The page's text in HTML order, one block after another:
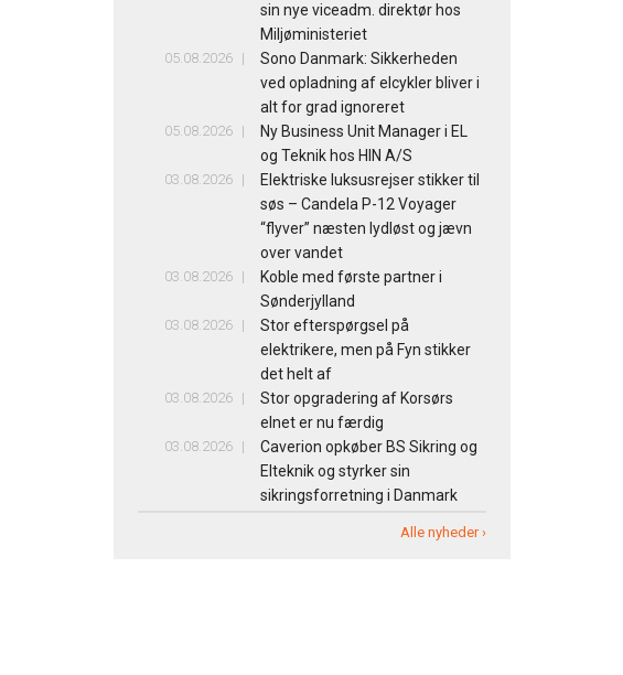
sin nye viceadm. direktør hos
Miljøministeriet
05.08.2026
Sono Danmark: Sikkerheden
ved opladning af elcykler bliver i
alt for grad ignoreret
05.08.2026
Ny Business Unit Manager i EL
og Teknik hos HIN A/S
03.08.2026
Elektriske luksusrejser stikker til
søs – Candela P-12 Voyager
“flyver” næsten lydløst og jævn
over vandet
03.08.2026
Koble med første partner i
Sønderjylland
03.08.2026
Stor efterspørgsel på
elektrikere, men på Fyn stikker
det helt af
03.08.2026
Stor opgradering af Korsørs
elnet er nu færdig
03.08.2026
Caverion opkøber BS Sikring og
Elteknik og styrker sin
sikringsforretning i Danmark
Alle nyheder ›